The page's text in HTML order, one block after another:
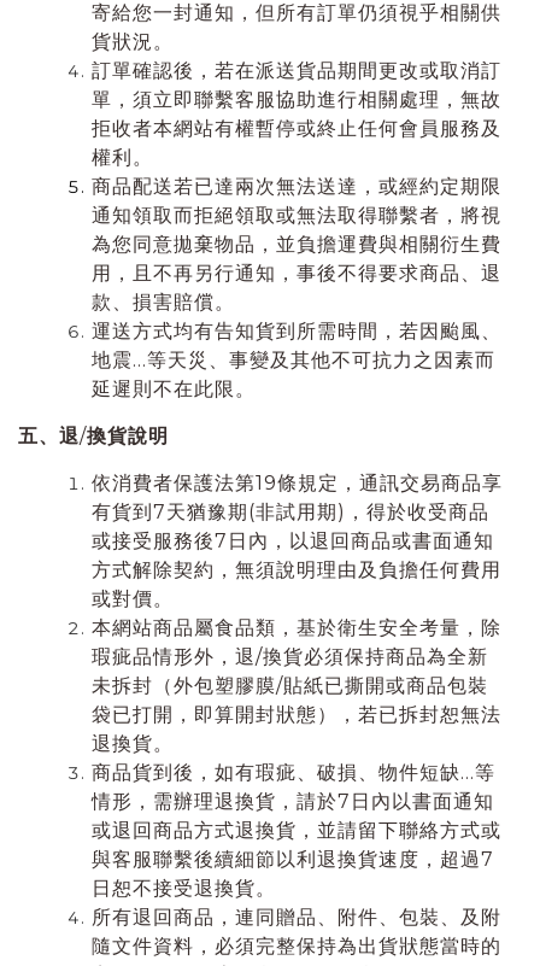
寄給您一封通知，但所有訂單仍須視乎相關供
貨狀況。
訂單確認後，若在派送貨品期間更改或取消訂
單，須立即聯繫客服協助進行相關處理，無故
拒收者本網站有權暫停或終止任何會員服務及
權利。
商品配送若已達兩次無法送達，或經約定期限
通知領取而拒絕領取或無法取得聯繫者，將視
為您同意拋棄物品，並負擔運費與相關衍生費
用，且不再另行通知，事後不得要求商品、退
款、損害賠償。
運送方式均有告知貨到所需時間，若因颱風、
地震…等天災、事變及其他不可抗力之因素而
延遲則不在此限。
五、退/換貨說明
依消費者保護法第19條規定，通訊交易商品享
有貨到7天猶豫期(非試用期)，得於收受商品
或接受服務後7日內，以退回商品或書面通知
方式解除契約，無須說明理由及負擔任何費用
或對價。
本網站商品屬食品類，基於衛生安全考量，除
瑕疵品情形外，退/換貨必須保持商品為全新
未拆封（外包塑膠膜/貼紙已撕開或商品包裝
袋已打開，即算開封狀態），若已拆封恕無法
退換貨。
商品貨到後，如有瑕疵、破損、物件短缺…等
情形，需辦理退換貨，請於7日內以書面通知
或退回商品方式退換貨，並請留下聯絡方式或
與客服聯繫後續細節以利退換貨速度，超過7
日恕不接受退換貨。
所有退回商品，連同贈品、附件、包裝、及附
隨文件資料，必須完整保持為出貨狀態當時的